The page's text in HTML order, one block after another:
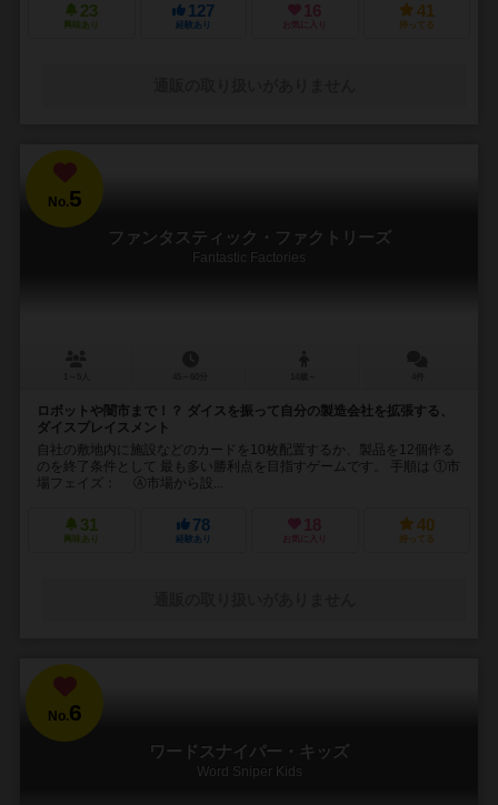
23
興味あり
127
経験あり
16
お気に入り
41
持ってる
No.5
ファンタスティック・ファクトリーズ
Fantastic Factories
ロボットや闇市まで！？ ダイスを振って自分の製造会社を拡張する、
ダイスプレイスメント
自社の敷地内に施設などのカードを10枚配置するか、製品を12個作る
のを終了条件として 最も多い勝利点を目指すゲームです。 手順は ①市
場フェイズ： Ⓐ市場から設...
31
興味あり
78
経験あり
18
お気に入り
40
持ってる
No.6
ワードスナイパー・キッズ
Word Sniper Kids